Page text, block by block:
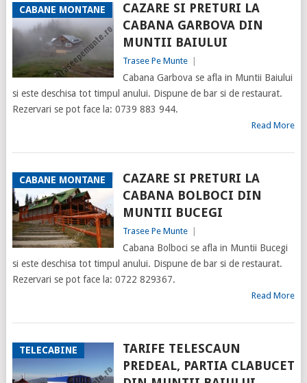
CABANE MONTANE
CAZARE SI PRETURI LA
CABANA GARBOVA DIN
MUNTII BAIULUI
Trasee Pe Munte
Cabana Garbova se afla in Muntii Baiului
si este deschisa tot timpul anului. Dispune de bar si de restaurat.
Rezervari se pot face la: 0739 883 944.
Read More
CABANE MONTANE
CAZARE SI PRETURI LA
CABANA BOLBOCI DIN
MUNTII BUCEGI
Trasee Pe Munte
Cabana Bolboci se afla in Muntii Bucegi
si este deschisa tot timpul anului. Dispune de bar si de restaurat.
Rezervari se pot face la: 0722 829367.
Read More
TELECABINE
TARIFE TELESCAUN
PREDEAL, PARTIA CLABUCET